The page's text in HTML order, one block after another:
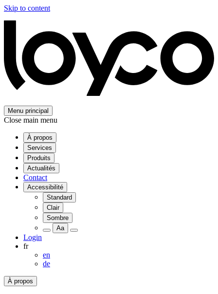
Skip to content
Menu principal
Close main menu
À propos
Services
Produits
Actualités
Contact
Accessibilité
Standard
Clair
Sombre
Aa
Login
fr
en
de
À propos